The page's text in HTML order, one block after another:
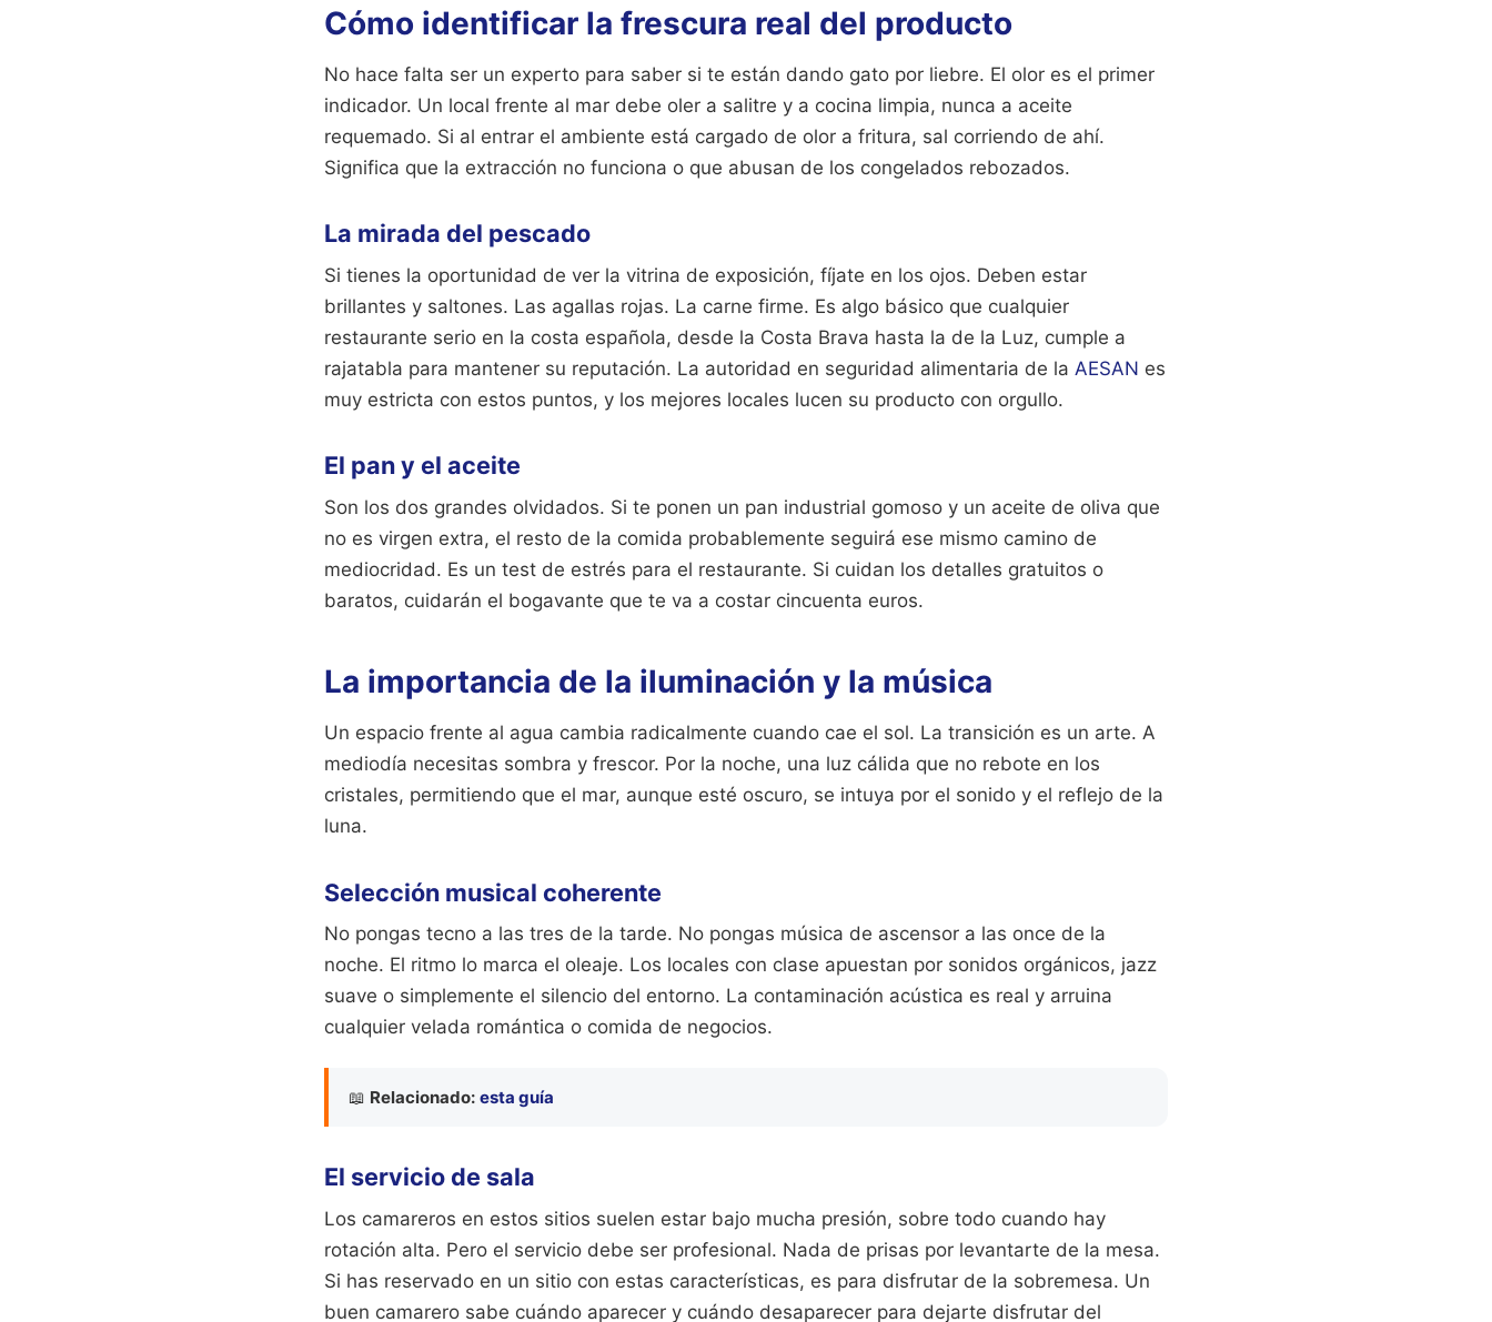
Cómo identificar la frescura real del producto
No hace falta ser un experto para saber si te están dando gato por liebre. El olor es el primer
indicador. Un local frente al mar debe oler a salitre y a cocina limpia, nunca a aceite
requemado. Si al entrar el ambiente está cargado de olor a fritura, sal corriendo de ahí.
Significa que la extracción no funciona o que abusan de los congelados rebozados.
La mirada del pescado
Si tienes la oportunidad de ver la vitrina de exposición, fíjate en los ojos. Deben estar
brillantes y saltones. Las agallas rojas. La carne firme. Es algo básico que cualquier
restaurante serio en la costa española, desde la Costa Brava hasta la de la Luz, cumple a
rajatabla para mantener su reputación. La autoridad en seguridad alimentaria de la AESAN es
muy estricta con estos puntos, y los mejores locales lucen su producto con orgullo.
El pan y el aceite
Son los dos grandes olvidados. Si te ponen un pan industrial gomoso y un aceite de oliva que
no es virgen extra, el resto de la comida probablemente seguirá ese mismo camino de
mediocridad. Es un test de estrés para el restaurante. Si cuidan los detalles gratuitos o
baratos, cuidarán el bogavante que te va a costar cincuenta euros.
La importancia de la iluminación y la música
Un espacio frente al agua cambia radicalmente cuando cae el sol. La transición es un arte. A
mediodía necesitas sombra y frescor. Por la noche, una luz cálida que no rebote en los
cristales, permitiendo que el mar, aunque esté oscuro, se intuya por el sonido y el reflejo de la
luna.
Selección musical coherente
No pongas tecno a las tres de la tarde. No pongas música de ascensor a las once de la
noche. El ritmo lo marca el oleaje. Los locales con clase apuestan por sonidos orgánicos, jazz
suave o simplemente el silencio del entorno. La contaminación acústica es real y arruina
cualquier velada romántica o comida de negocios.
📖 Relacionado: esta guía
El servicio de sala
Los camareros en estos sitios suelen estar bajo mucha presión, sobre todo cuando hay
rotación alta. Pero el servicio debe ser profesional. Nada de prisas por levantarte de la mesa.
Si has reservado en un sitio con estas características, es para disfrutar de la sobremesa. Un
buen camarero sabe cuándo aparecer y cuándo desaparecer para dejarte disfrutar del